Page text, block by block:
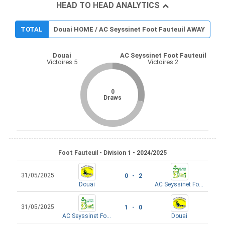
HEAD TO HEAD ANALYTICS
TOTAL Douai HOME / AC Seyssinet Foot Fauteuil AWAY
Douai
Victoires 5
0
Draws
AC Seyssinet Foot Fauteuil
Victoires 2
Foot Fauteuil - Division 1 - 2024/2025
31/05/2025
Douai
0 - 2
AC Seyssinet Foot Fauteuil
31/05/2025
AC Seyssinet Foot Fauteuil
1 - 0
Douai